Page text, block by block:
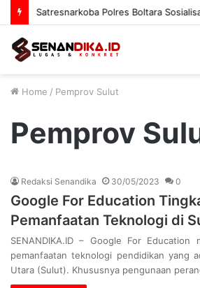
Home / Pemprov Sulut
Pemprov
Redaksi Senandika 30/05/2023 0
Google For Education
Pemanfaatan Teknologi di
SENANDIKA.ID – Google For Education
pemanfaatan teknologi pendidikan yang
Utara (Sulut). Khususnya pengunaan